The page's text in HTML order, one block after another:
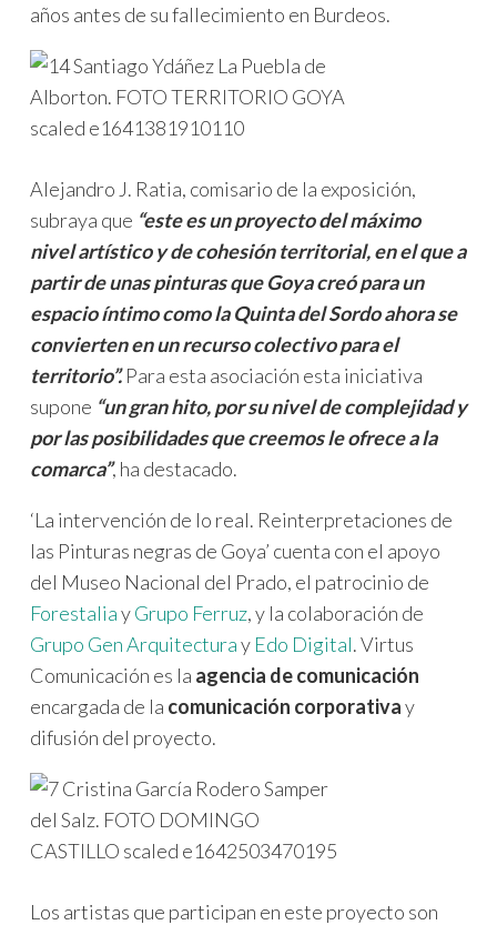
años antes de su fallecimiento en Burdeos.
Alejandro J. Ratia, comisario de la exposición,
subraya que “este es un proyecto del máximo
nivel artístico y de cohesión territorial, en el que a
partir de unas pinturas que Goya creó para un
espacio íntimo como la Quinta del Sordo ahora se
convierten en un recurso colectivo para el
territorio”.Para esta asociación esta iniciativa
supone “un gran hito, por su nivel de complejidad y
por las posibilidades que creemos le ofrece a la
comarca”, ha destacado.
‘La intervención de lo real. Reinterpretaciones de
las Pinturas negras de Goya’ cuenta con el apoyo
del Museo Nacional del Prado, el patrocinio de
ForestaliayGrupo Ferruz, y la colaboración de
Grupo Gen Arquitecturay Edo Digital. Virtus
Comunicación es la agencia de comunicación
encargada de la comunicación corporativay
difusión del proyecto.
Los artistas que participan en este proyecto son